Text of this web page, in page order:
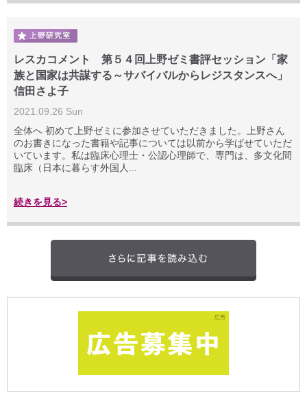
レスカコメント 第５４回上野ゼミ書評セッション「家
族と国家は共謀する～サバイバルからレジスタンスへ」
信田さよ子
2021.09.26 Sun
全体へ 初めて上野ゼミに参加させていただきました。上野さん
のお書きになった書籍や記事については以前から学ばせていただ
いています。私は臨床心理士・公認心理師で、専門は、多文化間
臨床（日本に暮らす外国人...
続きを見る>